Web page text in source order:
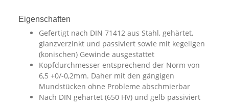
Eigenschaften
Gefertigt nach DIN 71412 aus Stahl, gehärtet,
glanzverzinkt und passiviert sowie mit kegeligen
(konischen) Gewinde ausgestattet
Kopfdurchmesser entsprechend der Norm von
6,5 +0/-0,2mm. Daher mit den gängigen
Mundstücken ohne Probleme abschmierbar
Nach DIN gehärtet (650 HV) und gelb passiviert